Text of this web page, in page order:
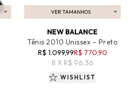
VER TAMANHOS
ADICIONAR AO CARRINHO
NEW BALANCE
Tênis 2010 Unissex – Preto
R$ 1.099,99R$ 770,90
8 X R$ 96,36
WISHLIST